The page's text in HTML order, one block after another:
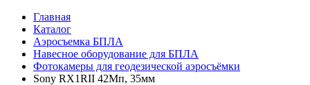
Главная
Каталог
Аэросъемка БПЛА
Навесное оборудование для БПЛА
Фотокамеры для геодезической аэросъёмки
Sony RX1RII 42Мп, 35мм